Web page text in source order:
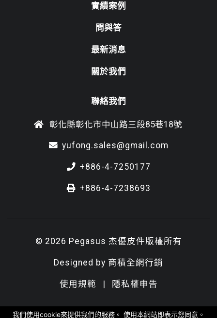
實績案例
問與答
最新消息
關於我們
聯絡我們
彰化縣彰化市中山路三段85巷18號
yufong.sales@gmail.com
+886-4-7250177
+886-4-7238693
© 2026 Pegasus 杰優皮件版權所有
Designed by 商積全網行銷
使用規範 | 隱私權申告
我們使用cookie來提供我們的服務。 使用本網站即表示您同意。